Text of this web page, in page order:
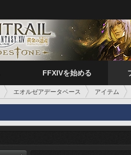
FFXIVを始める
エオルゼアデータベース アイテム